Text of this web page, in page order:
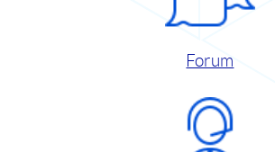
Forum